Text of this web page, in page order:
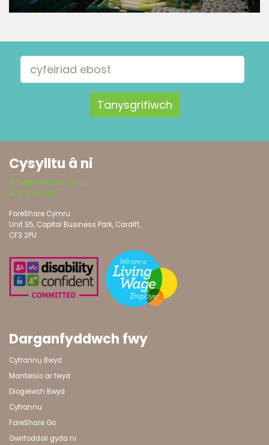
Cysylltwch os oes gennych chi sylwadau neu gwestiynau Ein
Cysylltu â ni
info@fareshare.cymru
029 20362111
FareShare Cymru
Unit S5, Capital Business Park, Cardiff,
CF3 2PU
Darganfyddwch fwy
Cyfrannu Bwyd
Manteisio ar fwyd
Diogelwch Bwyd
Cyfrannu
FareShare Go
Gwirfoddoli gyda ni